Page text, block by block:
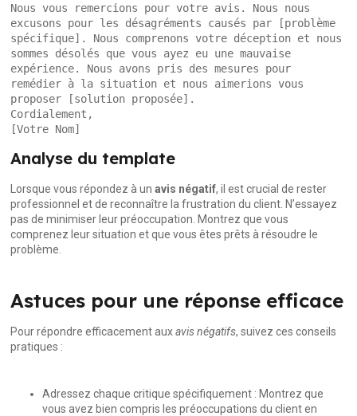
Nous vous remercions pour votre avis. Nous nous
excusons pour les désagréments causés par [problème
spécifique]. Nous comprenons votre déception et nous
sommes désolés que vous ayez eu une mauvaise
expérience. Nous avons pris des mesures pour
remédier à la situation et nous aimerions vous
proposer [solution proposée].
Cordialement,
Analyse du template
Lorsque vous répondez à unavis négatif, il est crucial de rester
professionnel et de reconnaître la frustration du client. N’essayez
pas de minimiser leur préoccupation. Montrez que vous
comprenez leur situation et que vous êtes prêts à résoudre le
problème.
Astuces pour une réponse efficace
Pour répondre efficacement auxavis négatifs, suivez ces conseils
pratiques :
Adressez chaque critique spécifiquement : Montrez que
vous avez bien compris les préoccupations du client en